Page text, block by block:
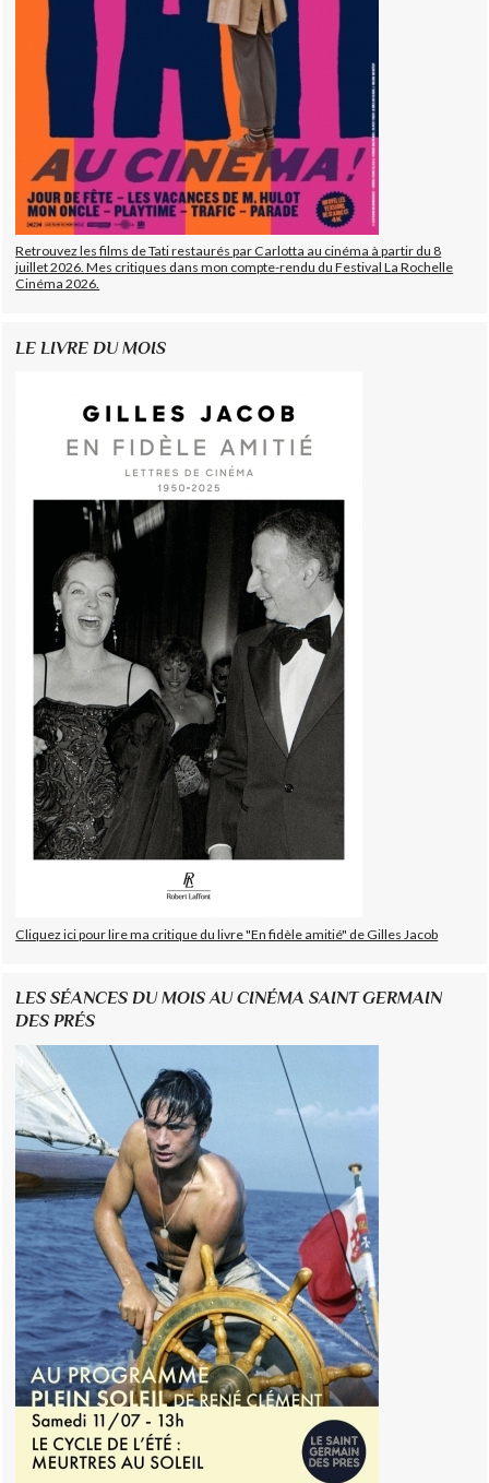
Retrouvez les films de Tati restaurés par Carlotta au cinéma à partir du 8
juillet 2026. Mes critiques dans mon compte-rendu du Festival La Rochelle
Cinéma 2026.
LE LIVRE DU MOIS
Cliquez ici pour lire ma critique du livre "En fidèle amitié" de Gilles Jacob
LES SÉANCES DU MOIS AU CINÉMA SAINT GERMAIN
DES PRÉS